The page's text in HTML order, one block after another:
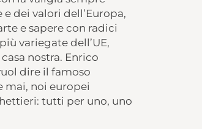
dei valori dell’Europa,
e sapere con radici
variegate dell’UE,
nostra. Enrico
dire il famoso
mai, noi europei
tutti per uno, uno